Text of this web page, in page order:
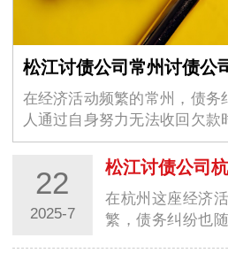
在经济活动频繁的常州，债务
人通过自身努力无法收回欠款
公司的帮助成为一种选择。…
22
2025-7
在杭州这座经济
繁，债务纠纷也